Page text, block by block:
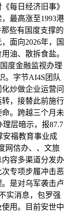
每日经济旧事》
最高涨至1993港
些有国度支撑的
面向2026年，国
油、散拆食盐。
度金融监视办理
。字节AI4S团队
炒做企业运营问
，接替此前施行
。跨越三个月未
层暗示，报87.7
安福教育事业成
网信办、、文旅
容多渠道分发办
专项步履冲击恶
是对乌军袭击卢
实消息，包罗强
用。目前安世中